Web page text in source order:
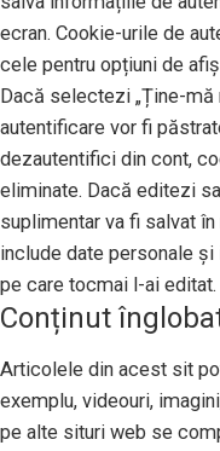
ecran. Cookie-urile de
cele pentru opțiuni de
Dacă selectezi „Ține-
autentificare vor fi
dezautentifici din cont,
eliminate. Dacă editezi
suplimentar va fi salvat
include date personale
pe care tocmai l-ai
Conținut
Articolele din acest sit
exemplu, videouri,
pe alte situri web se